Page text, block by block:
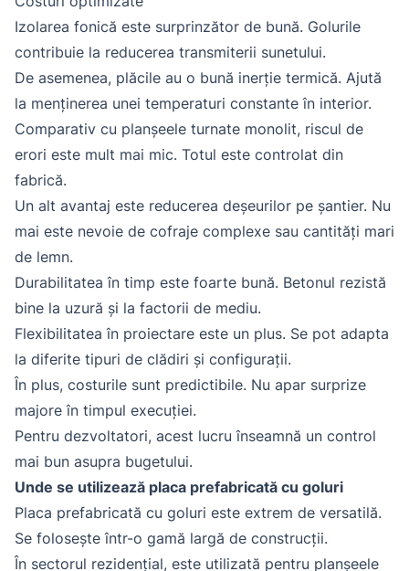
Izolarea fonică este surprinzător de bună. Golurile
contribuie la reducerea transmiterii sunetului.
De asemenea, plăcile au o bună inerție termică. Ajută
la menținerea unei temperaturi constante în interior.
Comparativ cu planșeele turnate monolit, riscul de
erori este mult mai mic. Totul este controlat din
fabrică.
Un alt avantaj este reducerea deșeurilor pe șantier. Nu
mai este nevoie de cofraje complexe sau cantități mari
de lemn.
Durabilitatea în timp este foarte bună. Betonul rezistă
bine la uzură și la factorii de mediu.
Flexibilitatea în proiectare este un plus. Se pot adapta
la diferite tipuri de clădiri și configurații.
În plus, costurile sunt predictibile. Nu apar surprize
majore în timpul execuției.
Pentru dezvoltatori, acest lucru înseamnă un control
mai bun asupra bugetului.
Unde se utilizează placa prefabricată cu goluri
Placa prefabricată cu goluri este extrem de versatilă.
Se folosește într-o gamă largă de construcții.
În sectorul rezidențial, este utilizată pentru planșeele